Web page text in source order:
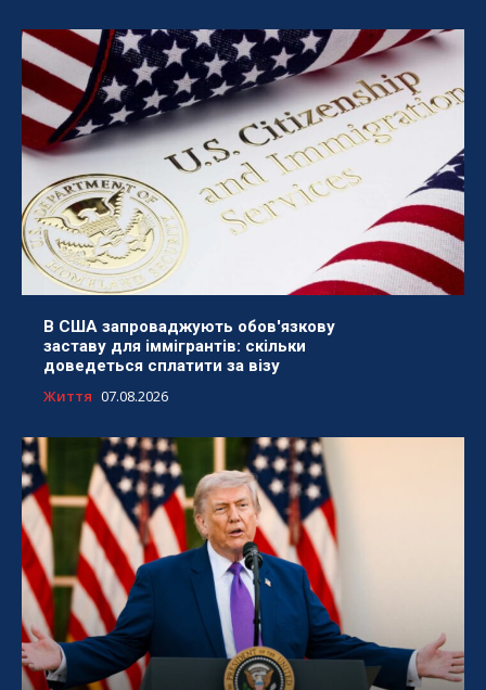
В США запроваджують обов'язкову
заставу для іммігрантів: скільки
доведеться сплатити за візу
Життя 07.08.2026